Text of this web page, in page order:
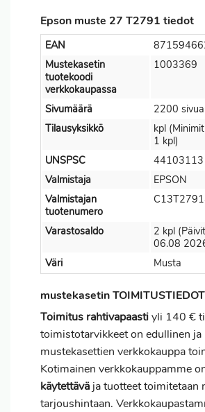
Epson muste 27 T2791 tiedot
EAN
Mustekasetin
tuotekoodi
verkkokaupassa
1003369
Sivumäärä
2200 sivua
Tilausyksikkö
kpl
1 kpl)
UNSPSC
44103113
Valmistaja
EPSON
Valmistajan
tuotenumero
Varastosaldo
2 kpl
06.08
Väri
Musta
mustekasetin TOIMITUSTIEDOT
Toimitus rahtivapaastiyli 140 €
toimistotarvikkeet on edullinen ja
mustekasettien verkkokauppa
Kotimainen verkkokauppamme
käytettävä ja tuotteet toimitetaan
tarjoushintaan.